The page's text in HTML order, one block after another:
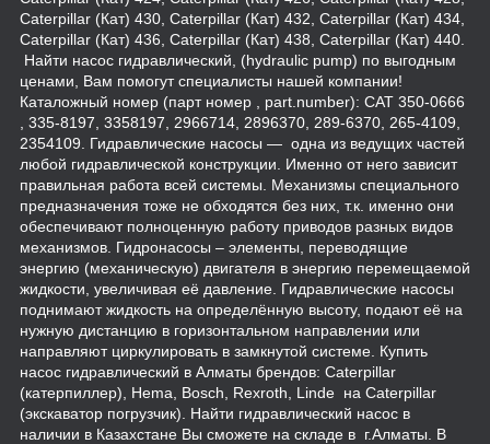
Caterpillar (Кат) 430, Caterpillar (Кат) 432, Caterpillar (Кат) 434,
Caterpillar (Кат) 436, Caterpillar (Кат) 438, Caterpillar (Кат) 440.
Найти насос гидравлический, (hydraulic pump) по выгодным
ценами, Вам помогут специалисты нашей компании!
Каталожный номер (парт номер , part.number): CAT 350-0666
, 335-8197, 3358197, 2966714, 2896370, 289-6370, 265-4109,
2354109. Гидравлические насосы — одна из ведущих частей
любой гидравлической конструкции. Именно от него зависит
правильная работа всей системы. Механизмы специального
предназначения тоже не обходятся без них, т.к. именно они
обеспечивают полноценную работу приводов разных видов
механизмов. Гидронасосы – элементы, переводящие
энергию (механическую) двигателя в энергию перемещаемой
жидкости, увеличивая её давление. Гидравлические насосы
поднимают жидкость на определённую высоту, подают её на
нужную дистанцию в горизонтальном направлении или
направляют циркулировать в замкнутой системе. Купить
насос гидравлический в Алматы брендов: Caterpillar
(катерпиллер), Hema, Bosch, Rexroth, Linde на Caterpillar
(экскаватор погрузчик). Найти гидравлический насос в
наличии в Казахстане Вы сможете на складе в г.Алматы. В